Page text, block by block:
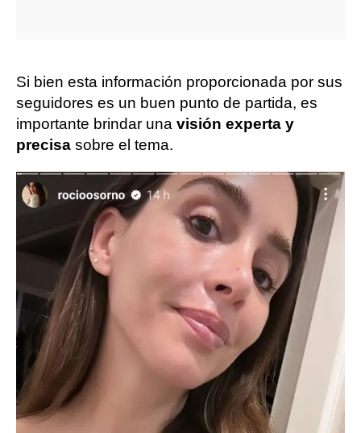
Si bien esta información proporcionada por sus
seguidores es un buen punto de partida, es
importante brindar una visión experta y
precisa sobre el tema.